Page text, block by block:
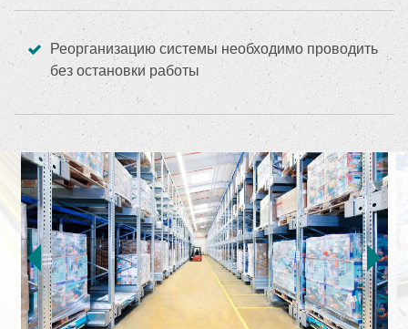
Реорганизацию системы необходимо проводить
без остановки работы